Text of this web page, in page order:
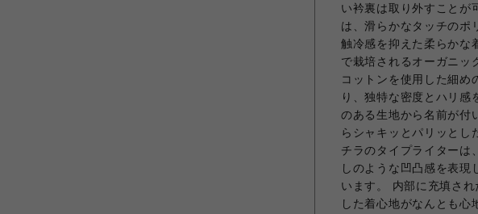
い衿裏は取り外すことが
は、滑らかなタッチのポ
触冷感を抑えた柔らかな
で栽培されるオーガニッ
コットンを使用した細め
り、独特な密度とハリ感
のある生地から名前が付
らシャキッとパリッとし
チラのタイプライターは
しのような凹凸感を表現
います。 内部に充填さ
した着心地がなんとも心